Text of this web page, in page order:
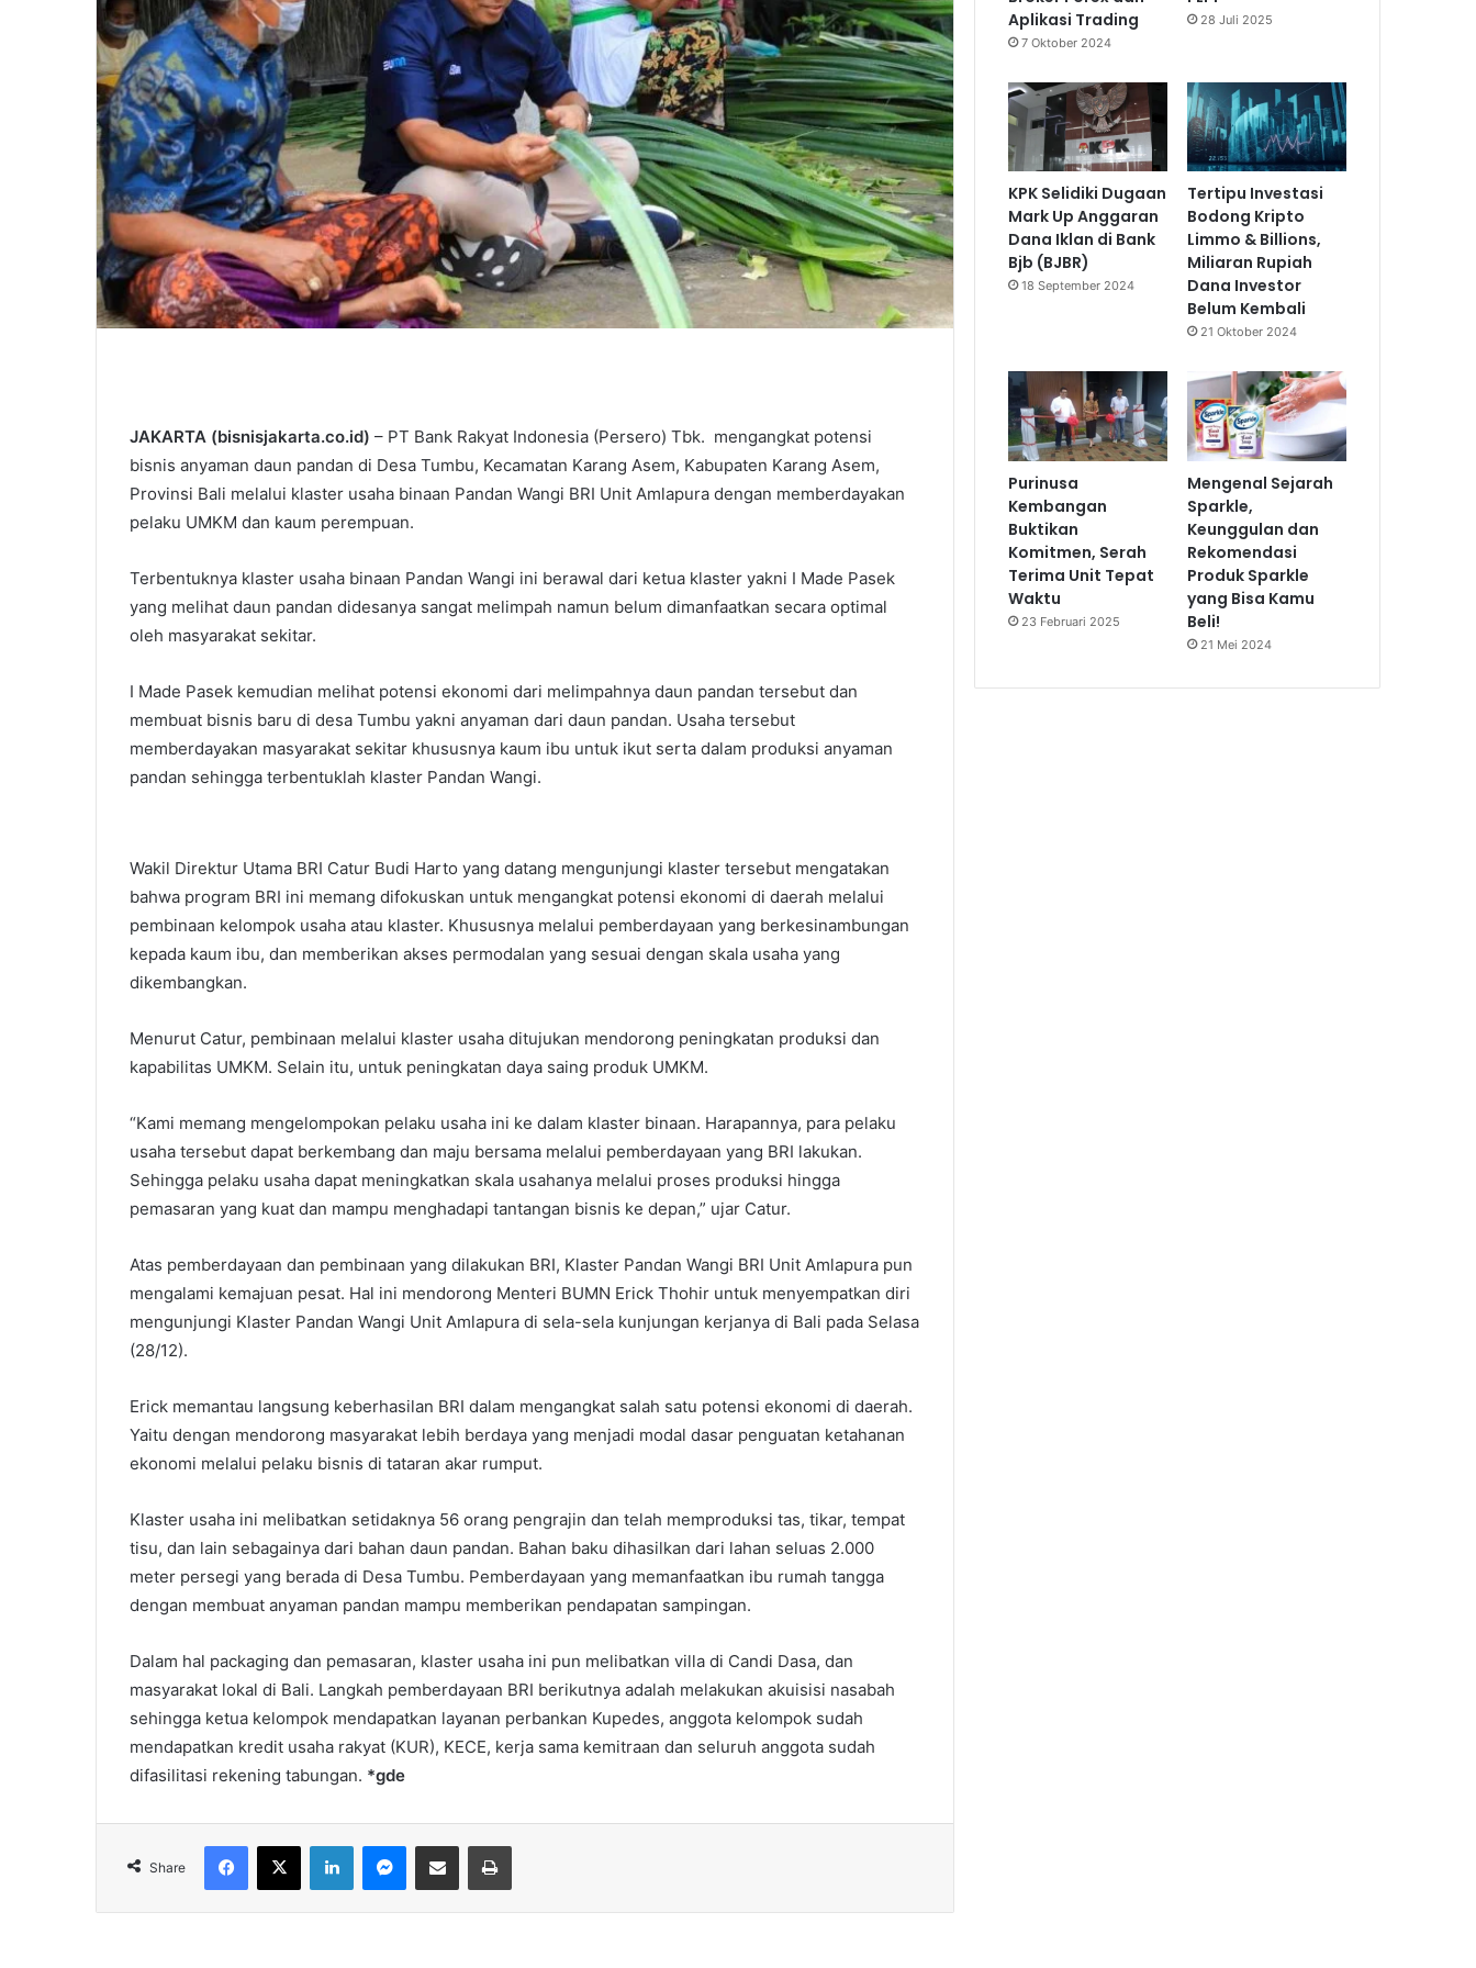
JAKARTA (bisnisjakarta.co.id) – PT Bank Rakyat Indonesia (Persero) Tbk. mengangkat potensi
bisnis anyaman daun pandan di Desa Tumbu, Kecamatan Karang Asem, Kabupaten Karang Asem,
Provinsi Bali melalui klaster usaha binaan Pandan Wangi BRI Unit Amlapura dengan memberdayakan
pelaku UMKM dan kaum perempuan.
Terbentuknya klaster usaha binaan Pandan Wangi ini berawal dari ketua klaster yakni I Made Pasek
yang melihat daun pandan didesanya sangat melimpah namun belum dimanfaatkan secara optimal
oleh masyarakat sekitar.
I Made Pasek kemudian melihat potensi ekonomi dari melimpahnya daun pandan tersebut dan
membuat bisnis baru di desa Tumbu yakni anyaman dari daun pandan. Usaha tersebut
memberdayakan masyarakat sekitar khususnya kaum ibu untuk ikut serta dalam produksi anyaman
pandan sehingga terbentuklah klaster Pandan Wangi.
Wakil Direktur Utama BRI Catur Budi Harto yang datang mengunjungi klaster tersebut mengatakan
bahwa program BRI ini memang difokuskan untuk mengangkat potensi ekonomi di daerah melalui
pembinaan kelompok usaha atau klaster. Khususnya melalui pemberdayaan yang berkesinambungan
kepada kaum ibu, dan memberikan akses permodalan yang sesuai dengan skala usaha yang
dikembangkan.
Menurut Catur, pembinaan melalui klaster usaha ditujukan mendorong peningkatan produksi dan
kapabilitas UMKM. Selain itu, untuk peningkatan daya saing produk UMKM.
“Kami memang mengelompokan pelaku usaha ini ke dalam klaster binaan. Harapannya, para pelaku
usaha tersebut dapat berkembang dan maju bersama melalui pemberdayaan yang BRI lakukan.
Sehingga pelaku usaha dapat meningkatkan skala usahanya melalui proses produksi hingga
pemasaran yang kuat dan mampu menghadapi tantangan bisnis ke depan,” ujar Catur.
Atas pemberdayaan dan pembinaan yang dilakukan BRI, Klaster Pandan Wangi BRI Unit Amlapura pun
mengalami kemajuan pesat. Hal ini mendorong Menteri BUMN Erick Thohir untuk menyempatkan diri
mengunjungi Klaster Pandan Wangi Unit Amlapura di sela-sela kunjungan kerjanya di Bali pada Selasa
(28/12).
Erick memantau langsung keberhasilan BRI dalam mengangkat salah satu potensi ekonomi di daerah.
Yaitu dengan mendorong masyarakat lebih berdaya yang menjadi modal dasar penguatan ketahanan
ekonomi melalui pelaku bisnis di tataran akar rumput.
Klaster usaha ini melibatkan setidaknya 56 orang pengrajin dan telah memproduksi tas, tikar, tempat
tisu, dan lain sebagainya dari bahan daun pandan. Bahan baku dihasilkan dari lahan seluas 2.000
meter persegi yang berada di Desa Tumbu. Pemberdayaan yang memanfaatkan ibu rumah tangga
dengan membuat anyaman pandan mampu memberikan pendapatan sampingan.
Dalam hal packaging dan pemasaran, klaster usaha ini pun melibatkan villa di Candi Dasa, dan
masyarakat lokal di Bali. Langkah pemberdayaan BRI berikutnya adalah melakukan akuisisi nasabah
sehingga ketua kelompok mendapatkan layanan perbankan Kupedes, anggota kelompok sudah
mendapatkan kredit usaha rakyat (KUR), KECE, kerja sama kemitraan dan seluruh anggota sudah
difasilitasi rekening tabungan. *gde
Share
Aplikasi Trading
7 Oktober 2024
28 Juli 2025
KPK Selidiki Dugaan
Mark Up Anggaran
Dana Iklan di Bank
Bjb (BJBR)
18 September 2024
Tertipu Investasi
Bodong Kripto
Limmo & Billions,
Miliaran Rupiah
Dana Investor
Belum Kembali
21 Oktober 2024
Purinusa
Kembangan
Buktikan
Komitmen, Serah
Terima Unit Tepat
Waktu
23 Februari 2025
Mengenal Sejarah
Sparkle,
Keunggulan dan
Rekomendasi
Produk Sparkle
yang Bisa Kamu
Beli!
21 Mei 2024